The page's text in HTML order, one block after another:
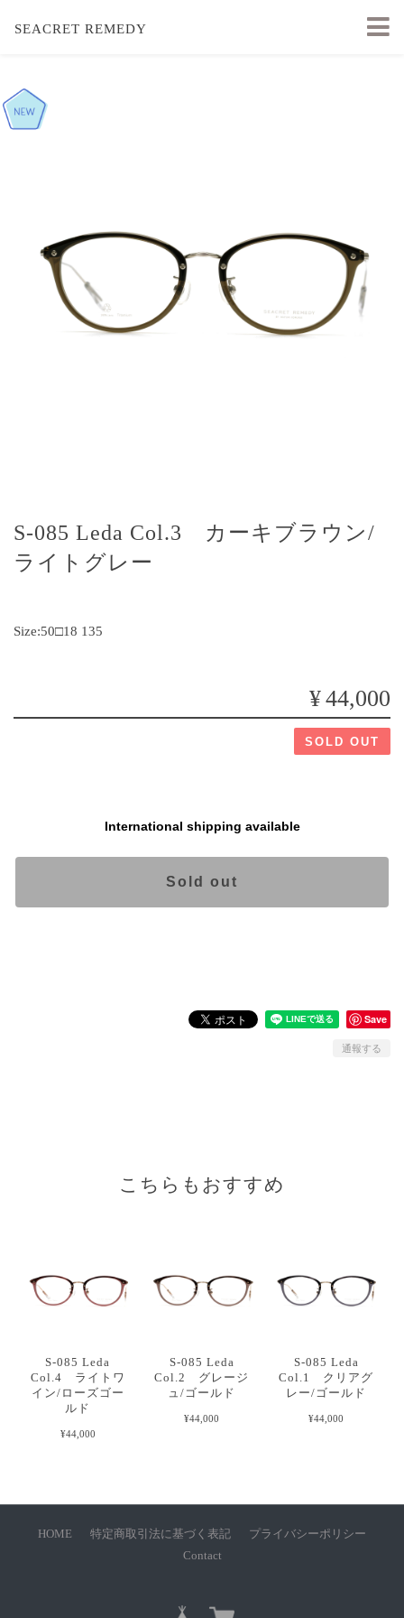
SEACRET REMEDY
S-085 Leda Col.3 カーキブラウン/
ライトグレー
Size:50□18 135
¥44,000
SOLD OUT
International shipping available
Sold out
Save
通報する
こちらもおすすめ
S-085 Leda
Col.4 ライトワ
イン/ローズゴー
ルド
¥44,000
S-085 Leda
Col.2 グレージ
ュ/ゴールド
¥44,000
S-085 Leda
Col.1 クリアグ
レー/ゴールド
¥44,000
HOME 特定商取引法に基づく表記
プライバシーポリシー
Contact